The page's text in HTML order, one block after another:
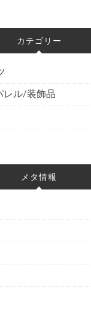
カテゴリー
レル/装飾品
メタ情報